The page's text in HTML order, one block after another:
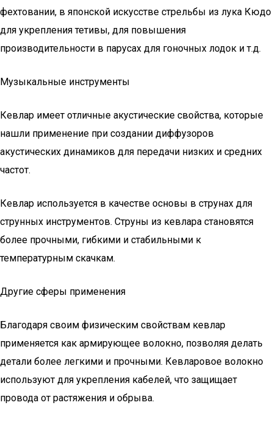
фехтовании, в японской искусстве стрельбы из лука Кюдо
для укрепления тетивы, для повышения
производительности в парусах для гоночных лодок и т.д.
Музыкальные инструменты
Кевлар имеет отличные акустические свойства, которые
нашли применение при создании диффузоров
акустических динамиков для передачи низких и средних
частот.
Кевлар используется в качестве основы в струнах для
струнных инструментов. Струны из кевлара становятся
более прочными, гибкими и стабильными к
температурным скачкам.
Другие сферы применения
Благодаря своим физическим свойствам кевлар
применяется как армирующее волокно, позволяя делать
детали более легкими и прочными. Кевларовое волокно
используют для укрепления кабелей, что защищает
провода от растяжения и обрыва.